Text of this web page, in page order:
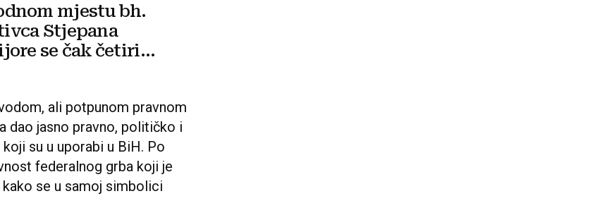
mjestu bh.
Stjepana
se čak četiri
ali potpunom pravnom
dao jasno pravno, političko i
su u uporabi u BiH. Po
federalnog grba koji je
se u samoj simbolici